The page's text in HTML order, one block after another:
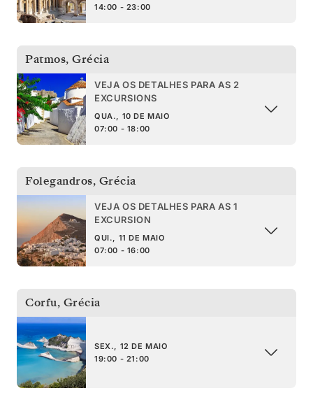
14:00 - 23:00
Patmos, Grécia
VEJA OS DETALHES PARA AS 2
EXCURSIONS
QUA., 10 DE MAIO
07:00 - 18:00
Folegandros, Grécia
VEJA OS DETALHES PARA AS 1
EXCURSION
QUI., 11 DE MAIO
07:00 - 16:00
Corfu, Grécia
SEX., 12 DE MAIO
19:00 - 21:00